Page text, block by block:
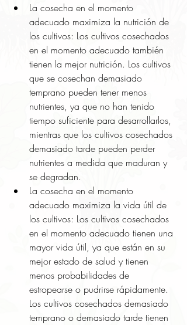
La cosecha en el momento
adecuado maximiza la nutrición de
los cultivos: Los cultivos cosechados
en el momento adecuado también
tienen la mejor nutrición. Los cultivos
que se cosechan demasiado
temprano pueden tener menos
nutrientes, ya que no han tenido
tiempo suficiente para desarrollarlos,
mientras que los cultivos cosechados
demasiado tarde pueden perder
nutrientes a medida que maduran y
se degradan.
La cosecha en el momento
adecuado maximiza la vida útil de
los cultivos: Los cultivos cosechados
en el momento adecuado tienen una
mayor vida útil, ya que están en su
mejor estado de salud y tienen
menos probabilidades de
estropearse o pudrirse rápidamente.
Los cultivos cosechados demasiado
temprano o demasiado tarde tienen